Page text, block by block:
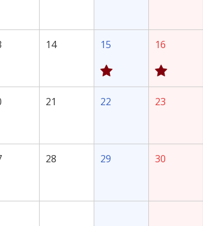
14 15 16
21 22 23
28 29 30